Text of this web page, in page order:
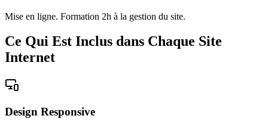
Mise en ligne. Formation 2h à la gestion du site.
Ce Qui Est Inclus dans Chaque Site
Internet
Design Responsive